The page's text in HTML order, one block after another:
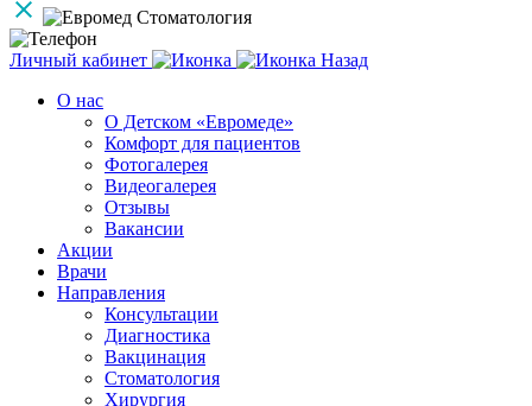
Личный кабинет
Назад
О нас
О Детском «Евромеде»
Комфорт для пациентов
Фотогалерея
Видеогалерея
Отзывы
Вакансии
Акции
Врачи
Направления
Консультации
Диагностика
Вакцинация
Стоматология
Хирургия